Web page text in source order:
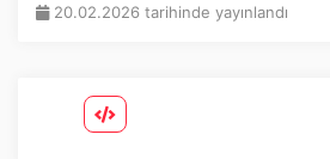
Sosyal Medya
20.02.2026 tarihinde yayınlandı